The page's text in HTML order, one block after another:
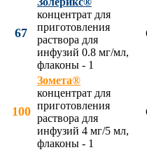
67
концентрат для
приготовления
раствора для
инфузий 0.8 мг/мл,
флаконы - 1
100
Зомета®
концентрат для
приготовления
раствора для
инфузий 4 мг/5 мл,
флаконы - 1